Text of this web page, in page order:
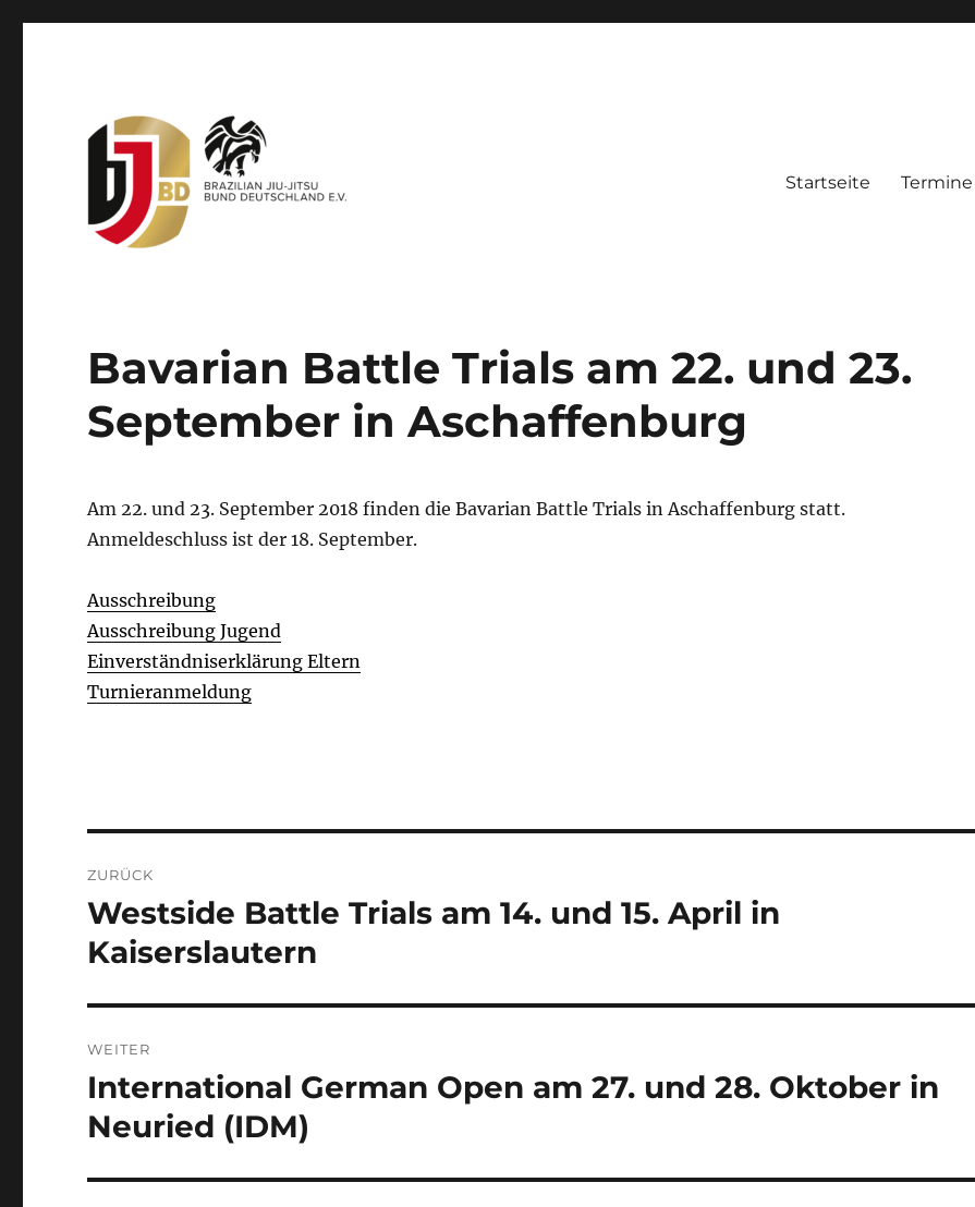
Startseite Termine
Bavarian Battle Trials am 22. und 23.
September in Aschaffenburg
Am 22. und 23. September 2018 finden die Bavarian Battle Trials in Aschaffenburg statt.
Anmeldeschluss ist der 18. September.
Ausschreibung
Ausschreibung Jugend
Einverständniserklärung Eltern
Turnieranmeldung
ZURÜCK
Vorheriger
Beitrag:
Westside Battle Trials am 14. und 15. April in
Kaiserslautern
WEITER
Nächster
Beitrag:
International German Open am 27. und 28. Oktober in
Neuried (IDM)